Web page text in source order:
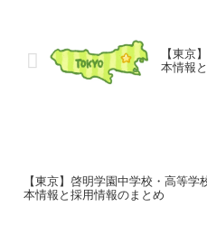
【東京
本情報
【東京】啓明学園中学校・高等学
本情報と採用情報のまとめ